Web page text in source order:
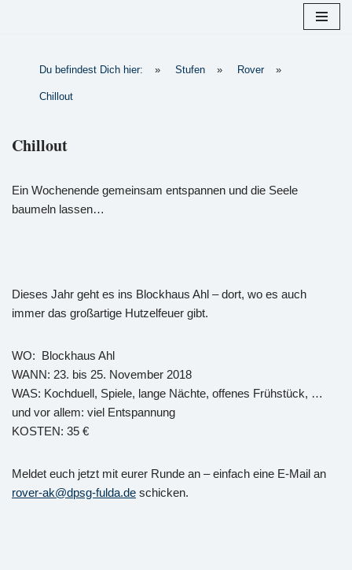
Du befindest Dich hier: » Stufen » Rover »
Chillout
Chillout
Ein Wochenende gemeinsam entspannen und die Seele
baumeln lassen…
Dieses Jahr geht es ins Blockhaus Ahl – dort, wo es auch
immer das großartige Hutzelfeuer gibt.
WO: Blockhaus Ahl
WANN: 23. bis 25. November 2018
WAS: Kochduell, Spiele, lange Nächte, offenes Frühstück, …
und vor allem: viel Entspannung
KOSTEN: 35 €
Meldet euch jetzt mit eurer Runde an – einfach eine E-Mail an
rover-ak@dpsg-fulda.de schicken.